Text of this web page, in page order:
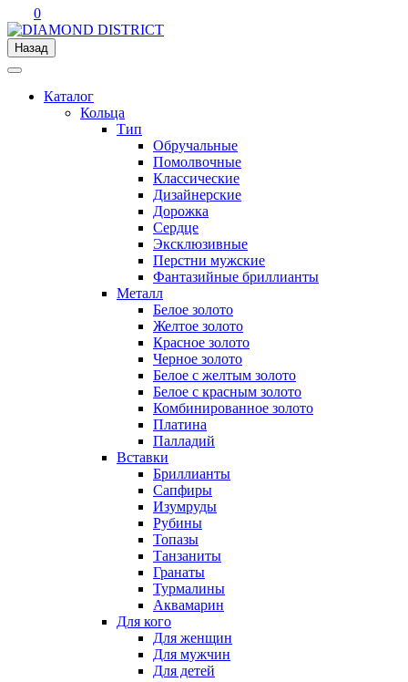
0
Назад
Каталог
Кольца
Тип
Обручальные
Помолвочные
Классические
Дизайнерские
Дорожка
Сердце
Эксклюзивные
Перстни мужские
Фантазийные бриллианты
Металл
Белое золото
Желтое золото
Красное золото
Черное золото
Белое с желтым золото
Белое с красным золото
Комбинированное золото
Платина
Палладий
Вставки
Бриллианты
Сапфиры
Изумруды
Рубины
Топазы
Танзаниты
Гранаты
Турмалины
Аквамарин
Для кого
Для женщин
Для мужчин
Для детей